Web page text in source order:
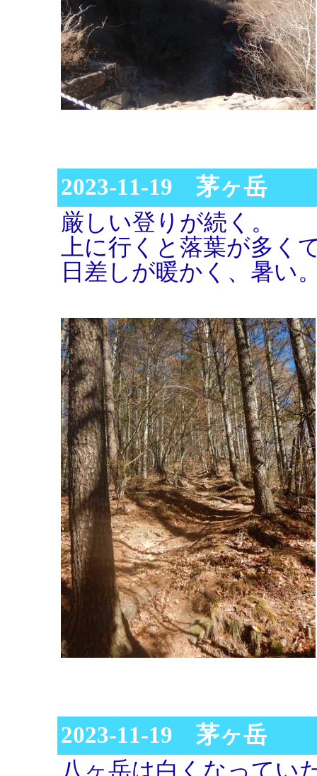
2023-11-19 茅ヶ岳
厳しい登りが続く。
上に行くと落葉が多く
日差しが暖かく、暑い
2023-11-19 茅ヶ岳
八ヶ岳は白くなってい